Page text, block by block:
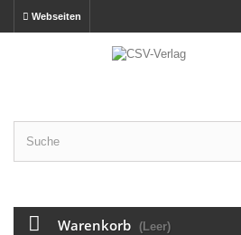
Webseiten
Warenkorb (Leer)